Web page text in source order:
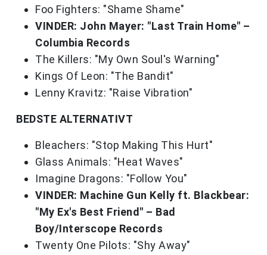
Foo Fighters: "Shame Shame"
VINDER: John Mayer: "Last Train Home" –
Columbia Records
The Killers: "My Own Soul's Warning"
Kings Of Leon: "The Bandit"
Lenny Kravitz: "Raise Vibration"
BEDSTE ALTERNATIVT
Bleachers: "Stop Making This Hurt"
Glass Animals: "Heat Waves"
Imagine Dragons: "Follow You"
VINDER: Machine Gun Kelly ft. Blackbear:
"My Ex's Best Friend" – Bad
Boy/Interscope Records
Twenty One Pilots: "Shy Away"